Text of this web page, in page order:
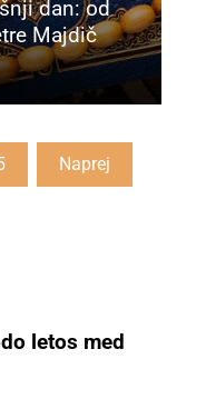
dan: od
Majdič
Naprej
letos med